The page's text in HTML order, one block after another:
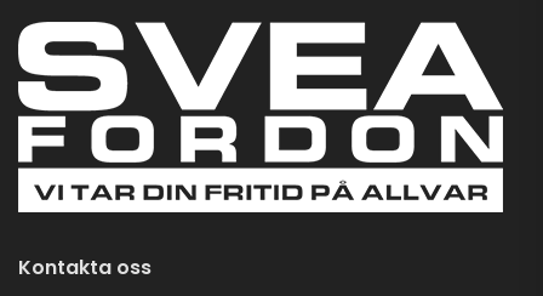
GOES 500 L EPS
TERROX BY
CFMOTO T3B
69.900,00kr
CFMOTO CFORCE
625 TOURING EFI
97.900,00
Kontakta oss